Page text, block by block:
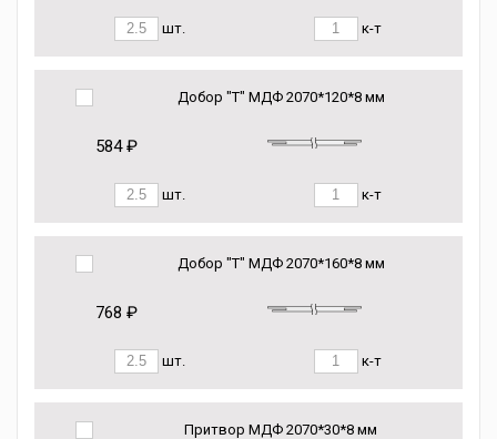
шт. к-т
Добор "Т" МДФ 2070*120*8 мм
584 ₽
шт. к-т
Добор "Т" МДФ 2070*160*8 мм
768 ₽
шт. к-т
Притвор МДФ 2070*30*8 мм